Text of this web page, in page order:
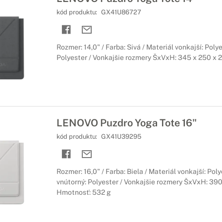
kód produktu: GX41U86727
Rozmer: 14,0" / Farba: Sivá / Materiál vonkajší:
Polyester / Vonkajšie rozmery ŠxVxH: 345 x 250 x
LENOVO Puzdro Yoga Tote 16"
kód produktu: GX41U39295
Rozmer: 16,0" / Farba: Biela / Materiál vonkajší:
vnútorný: Polyester / Vonkajšie rozmery ŠxVxH:
Hmotnosť: 532 g